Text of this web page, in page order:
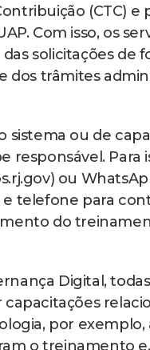
(CTC) e
Com isso, os
solicitações de
dos trâmites
sistema ou de
Para
) ou
telefone para
do
Digital,
por exemplo,
o treinamento